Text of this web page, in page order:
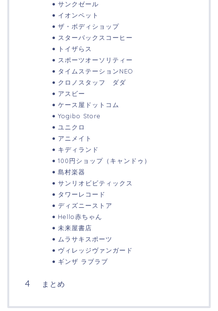
サンクゼール
イオンペット
ザ・ボディショップ
スターバックスコーヒー
トイザらス
スポーツオーソリティー
タイムステーションNEO
クロノスタッフ ダダ
アスビー
ケース屋ドットコム
Yogibo Store
ユニクロ
アニメイト
キディランド
100円ショップ（キャンドゥ）
島村楽器
サンリオビビティックス
タワーレコード
ディズニーストア
Hello赤ちゃん
未来屋書店
ムラサキスポーツ
ヴィレッジヴァンガード
ギンザ ラブラブ
まとめ